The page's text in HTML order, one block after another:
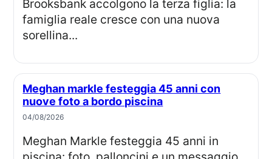
Brooksbank accolgono la terza figlia: la
famiglia reale cresce con una nuova
sorellina...
Meghan markle festeggia 45 anni con
nuove foto a bordo piscina
04/08/2026
Meghan Markle festeggia 45 anni in